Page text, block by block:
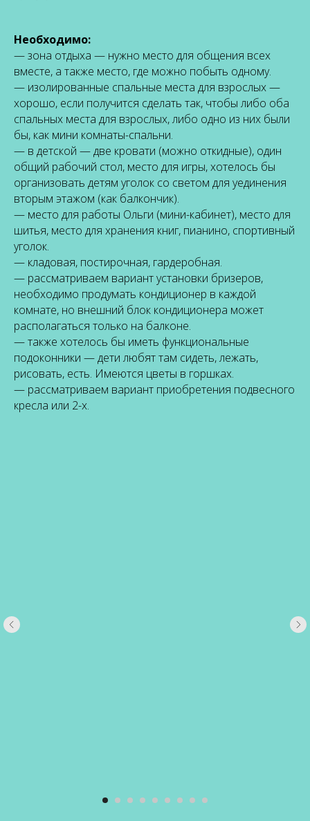
Необходимо:
— зона отдыха — нужно место для общения всех
вместе, а также место, где можно побыть одному.
— изолированные спальные места для взрослых —
хорошо, если получится сделать так, чтобы либо оба
спальных места для взрослых, либо одно из них были
бы, как мини комнаты-спальни.
— в детской — две кровати (можно откидные), один
общий рабочий стол, место для игры, хотелось бы
организовать детям уголок со светом для уединения
вторым этажом (как балкончик).
— место для работы Ольги (мини-кабинет), место для
шитья, место для хранения книг, пианино, спортивный
уголок.
— кладовая, постирочная, гардеробная.
— рассматриваем вариант установки бризеров,
необходимо продумать кондиционер в каждой
комнате, но внешний блок кондиционера может
располагаться только на балконе.
— также хотелось бы иметь функциональные
подоконники — дети любят там сидеть, лежать,
рисовать, есть. Имеются цветы в горшках.
— рассматриваем вариант приобретения подвесного
кресла или 2-х.